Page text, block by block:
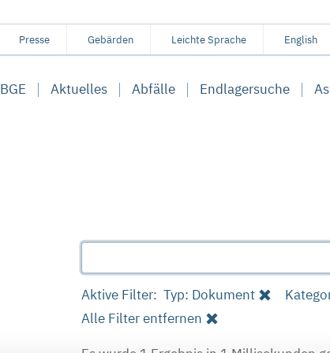
Presse Gebärden Leichte Sprache English
BGE Aktuelles Abfälle Endlagersuche
Aktive Filter: Typ: Dokument
Alle Filter entfernen